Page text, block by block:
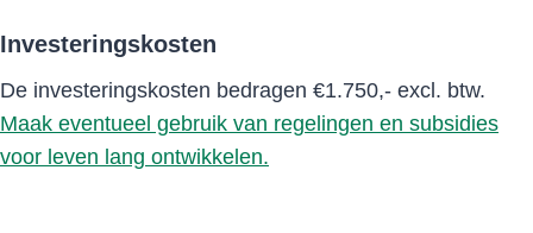
Investeringskosten
De investeringskosten bedragen €1.750,- excl. btw.
Maak eventueel gebruik van regelingen en subsidies
voor leven lang ontwikkelen.